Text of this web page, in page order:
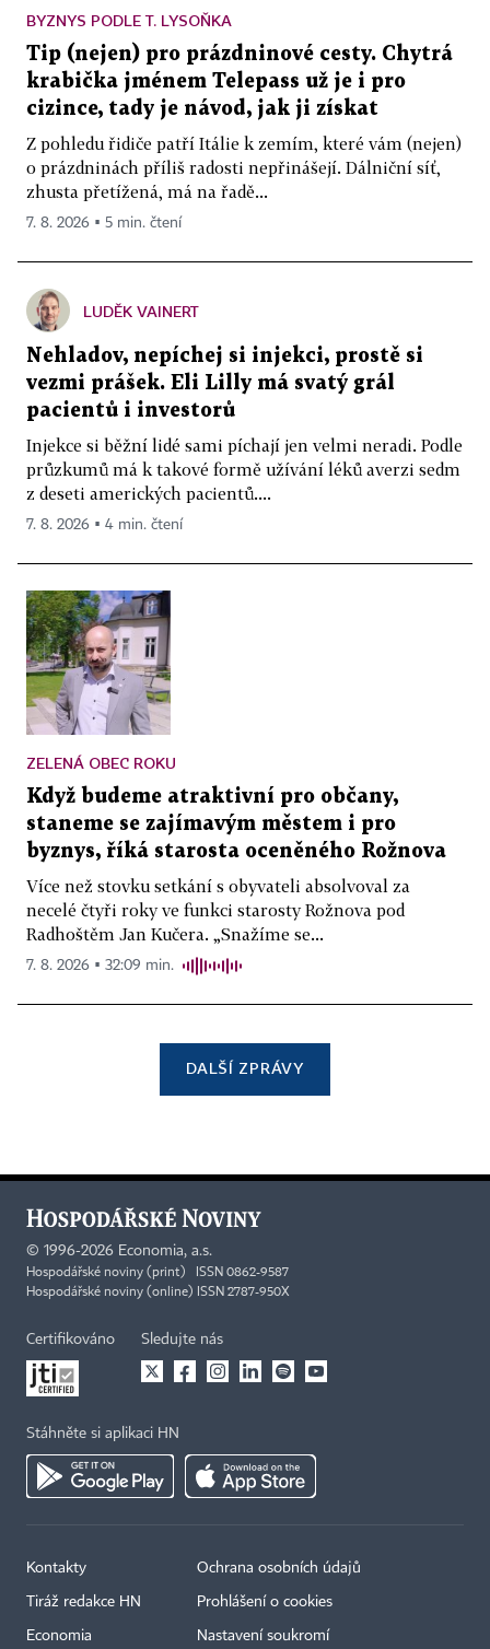
BYZNYS PODLE T. LYSOŇKA
Tip (nejen) pro prázdninové cesty. Chytrá
krabička jménem Telepass už je i pro
cizince, tady je návod, jak ji získat
Z pohledu řidiče patří Itálie k zemím, které vám (nejen)
o prázdninách příliš radosti nepřinášejí. Dálniční síť,
zhusta přetížená, má na řadě...
7. 8. 2026 ▪ 5 min. čtení
LUDĚK VAINERT
Nehladov, nepíchej si injekci, prostě si
vezmi prášek. Eli Lilly má svatý grál
pacientů i investorů
Injekce si běžní lidé sami píchají jen velmi neradi. Podle
průzkumů má k takové formě užívání léků averzi sedm
z deseti amerických pacientů....
7. 8. 2026 ▪ 4 min. čtení
ZELENÁ OBEC ROKU
Když budeme atraktivní pro občany,
staneme se zajímavým městem i pro
byznys, říká starosta oceněného Rožnova
Více než stovku setkání s obyvateli absolvoval za
necelé čtyři roky ve funkci starosty Rožnova pod
Radhoštěm Jan Kučera. „Snažíme se...
7. 8. 2026 ▪ 32:09 min.
DALŠÍ ZPRÁVY
© 1996-2026 Economia, a.s.
Hospodářské noviny (print) ISSN 0862-9587
Hospodářské noviny (online) ISSN 2787-950X
Certifikováno Sledujte nás
Stáhněte si aplikaci HN
Kontakty
Tiráž redakce HN
Economia
Ochrana osobních údajů
Prohlášení o cookies
Nastavení soukromí